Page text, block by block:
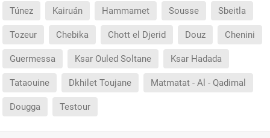
Túnez Kairuán Hammamet Sousse Sbeitla
Tozeur Chebika Chott el Djerid Douz Chenini
Guermessa Ksar Ouled Soltane Ksar Hadada
Tataouine Dkhilet Toujane Matmatat - Al - Qadimal
Dougga Testour